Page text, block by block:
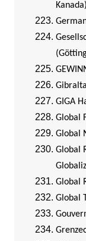
Kanada)
GIGA
Global
Global
Global
Global
Global